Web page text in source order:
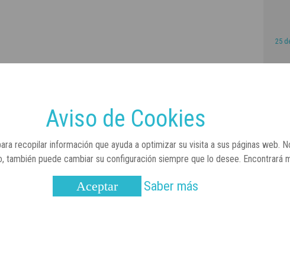
25
Aviso de Cookies
recopilar información que ayuda a optimizar su visita a sus páginas web.
puede cambiar su configuración siempre que lo desee. Encontrará
Aceptar Saber más